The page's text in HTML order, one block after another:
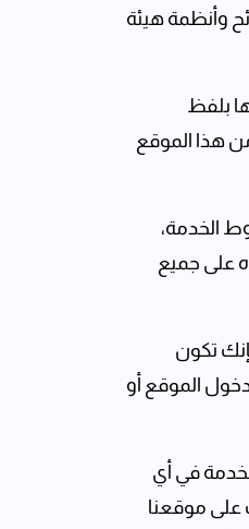
وأنظمة هيئة
بلفظ
هذا الموقع
الخدمة،
على جميع
تكون
الموقع أو
في أي
على موقعنا